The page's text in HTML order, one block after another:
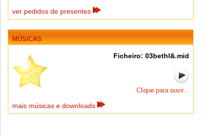
ver pedidos de presentes
MÚSICAS
Ficheiro: 03bethl&.mid
Clique para ouvir...
mais músicas e downloads